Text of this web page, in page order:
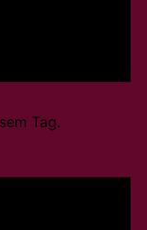
Tag.